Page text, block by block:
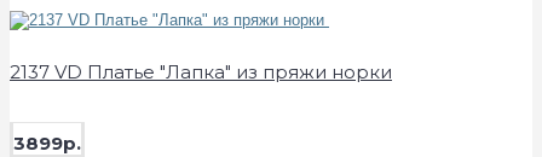
2137 VD Платье "Лапка" из пряжи норки
3899р.